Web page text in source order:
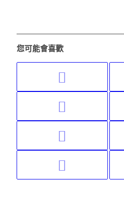
您可能會喜歡